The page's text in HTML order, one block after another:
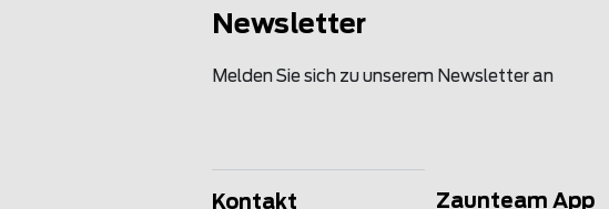
Newsletter
Melden Sie sich zu unserem Newsletter an
Kontakt Zaunteam App